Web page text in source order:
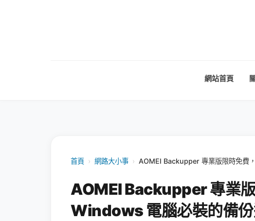
網站首頁
首頁 › 網路大小事 › AOMEI Backupper 專業版限時免費
AOMEI Backupper 專業
Windows 電腦必裝的備